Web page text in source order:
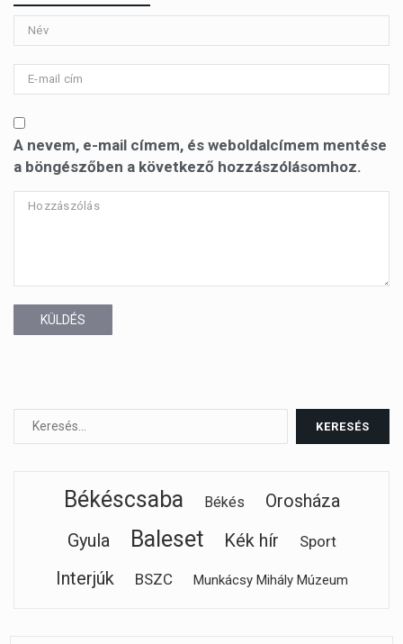
A nevem, e-mail címem, és weboldalcímem mentése
a böngészőben a következő hozzászólásomhoz.
KÜLDÉS
Békéscsaba Békés
Orosháza
Gyula
Baleset Kék hír Sport
Interjúk BSZC Munkácsy Mihály Múzeum